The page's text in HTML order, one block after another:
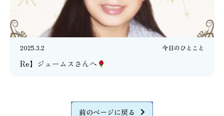
2025.3.2 今日のひとこと
Re】ジェームスさんへ
前のページに戻る